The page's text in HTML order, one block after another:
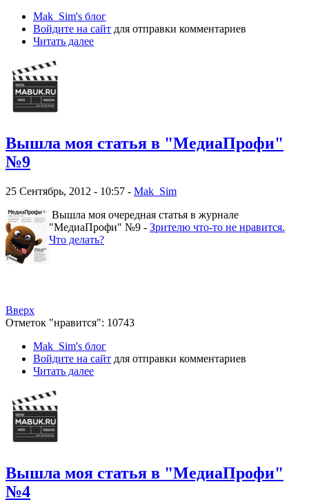
Mak_Sim's блог
Войдите на сайт для отправки комментариев
Читать далее
Вышла моя статья в "МедиаПрофи"
№9
25 Сентябрь, 2012 - 10:57 - Mak_Sim
Вышла моя очередная статья в журнале
"МедиаПрофи" №9 - Зрителю что-то не нравится.
Что делать?
Вверх
Отметок "нравится": 10743
Mak_Sim's блог
Войдите на сайт для отправки комментариев
Читать далее
Вышла моя статья в "МедиаПрофи"
№4